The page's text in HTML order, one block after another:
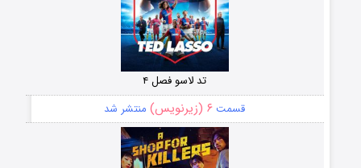
تد لاسو فصل ۴
قسمت ۶ (زیرنویس) منتشر شد